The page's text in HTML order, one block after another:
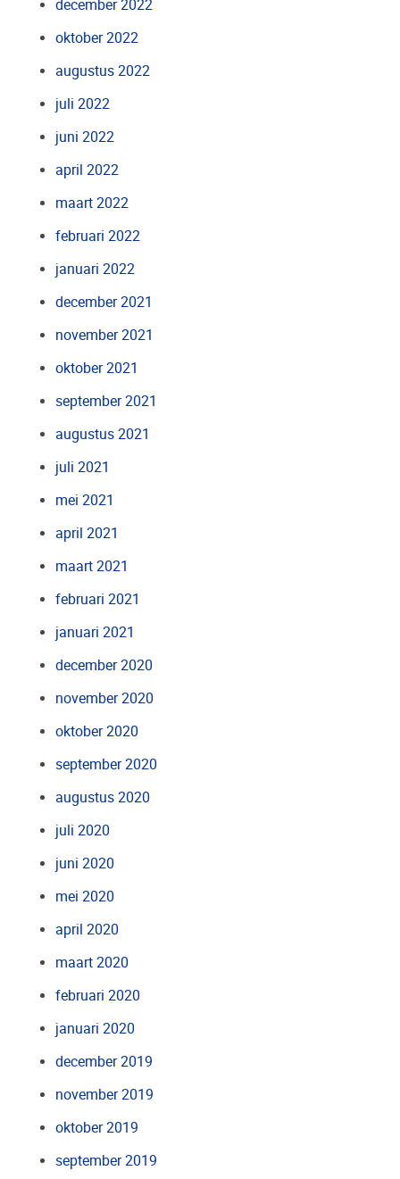
december 2022
oktober 2022
augustus 2022
juli 2022
juni 2022
april 2022
maart 2022
februari 2022
januari 2022
december 2021
november 2021
oktober 2021
september 2021
augustus 2021
juli 2021
mei 2021
april 2021
maart 2021
februari 2021
januari 2021
december 2020
november 2020
oktober 2020
september 2020
augustus 2020
juli 2020
juni 2020
mei 2020
april 2020
maart 2020
februari 2020
januari 2020
december 2019
november 2019
oktober 2019
september 2019